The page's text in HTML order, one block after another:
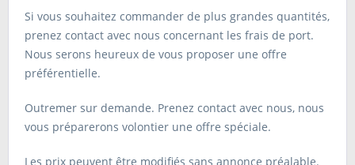
Si vous souhaitez commander de plus grandes quantités,
prenez contact avec nous concernant les frais de port.
Nous serons heureux de vous proposer une offre
préférentielle.
Outremer sur demande. Prenez contact avec nous, nous
vous préparerons volontier une offre spéciale.
Les prix peuvent être modifiés sans annonce préalable.